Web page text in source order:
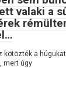
valaki a
kötözték a
mert úgy